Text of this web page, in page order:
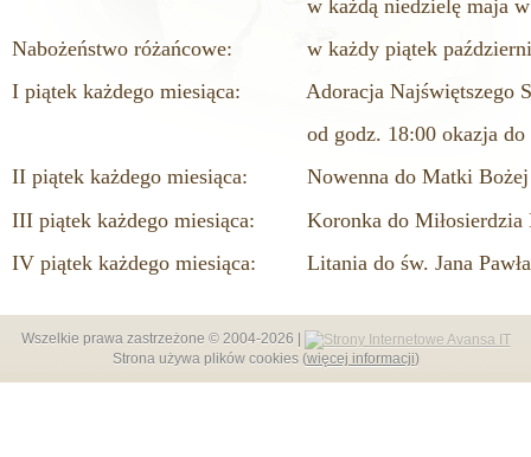
w każdą niedzielę maja
Nabożeństwo różańcowe:
w każdy piątek
I piątek każdego miesiąca:
Adoracja Najświętszego
od godz. 18:00 okazja do
II piątek każdego miesiąca:
Nowenna do Matki
III piątek każdego miesiąca:
Koronka do Miłosierdzia
IV piątek każdego miesiąca:
Litania do św. Jana
Wszelkie prawa zastrzeżone © 2004-2026 |
Strona używa plików cookies (więcej informacji)